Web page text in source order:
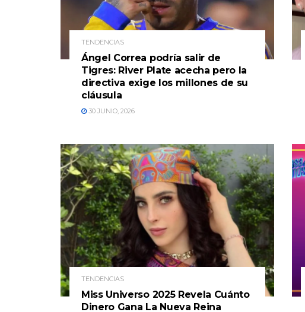
TENDENCIAS
Ángel Correa podría salir de
Tigres: River Plate acecha pero la
directiva exige los millones de su
cláusula
30 JUNIO, 2026
TENDENCIAS
Miss Universo 2025 Revela Cuánto
Dinero Gana La Nueva Reina